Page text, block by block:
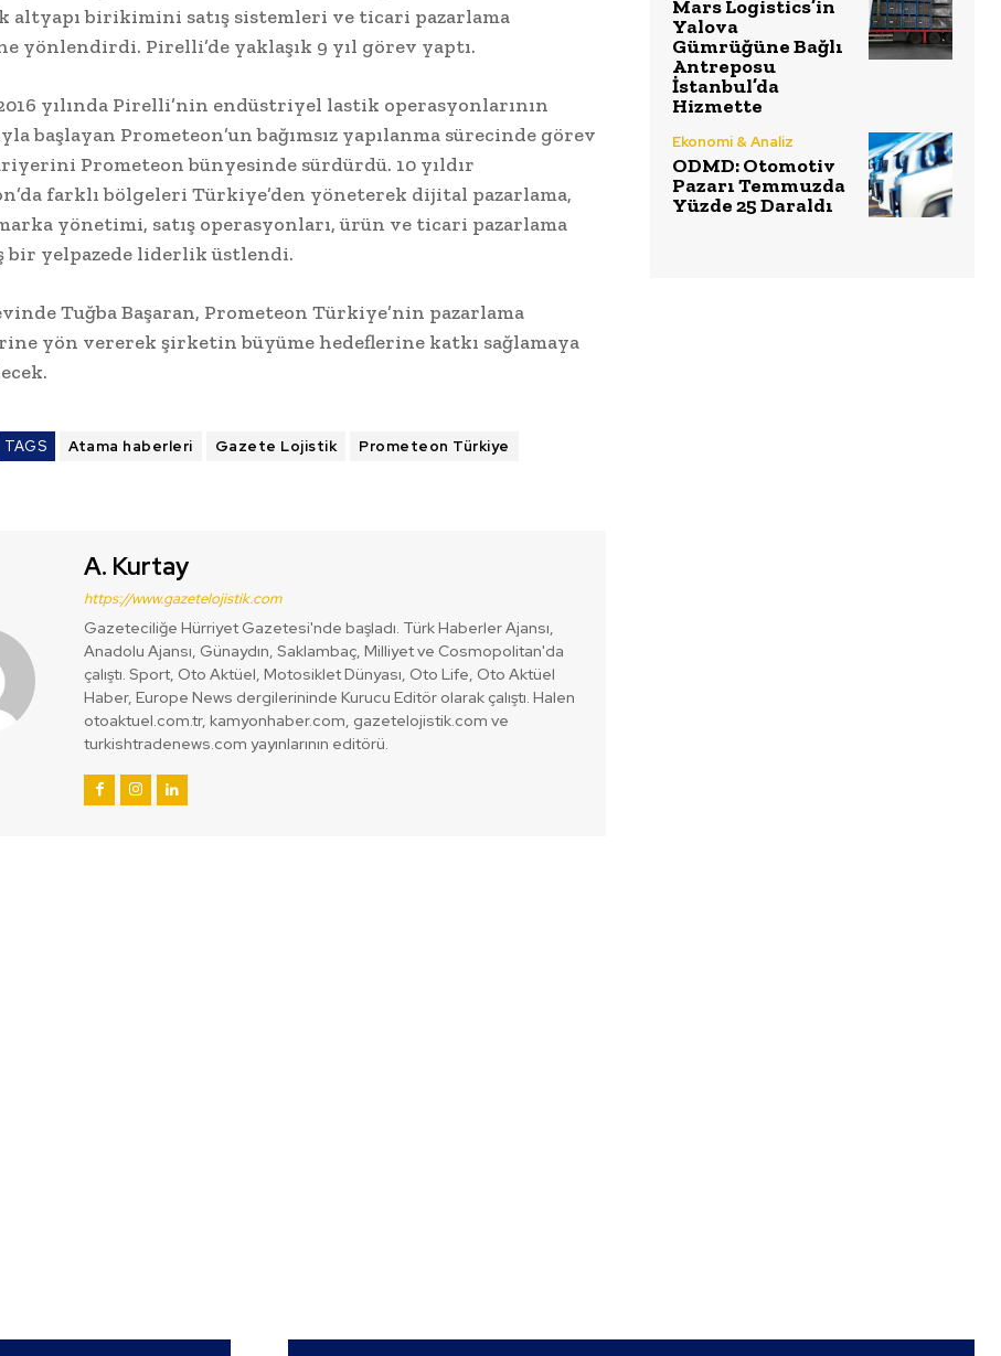
altyapı birikimini satış sistemleri ve ticari pazarlama
yönlendirdi. Pirelli’de yaklaşık 9 yıl görev yaptı.
yılında Pirelli’nin endüstriyel lastik operasyonlarının
başlayan Prometeon’un bağımsız yapılanma sürecinde görev
Prometeon bünyesinde sürdürdü. 10 yıldır
farklı bölgeleri Türkiye’den yöneterek dijital pazarlama,
yönetimi, satış operasyonları, ürün ve ticari pazarlama
bir yelpazede liderlik üstlendi.
Tuğba Başaran, Prometeon Türkiye’nin pazarlama
yön vererek şirketin büyüme hedeflerine katkı sağlamaya
TAGS Atama haberleri Gazete Lojistik Prometeon Türkiye
A. Kurtay
https://www.gazetelojistik.com
Gazeteciliğe Hürriyet Gazetesi'nde başladı. Türk Haberler Ajansı,
Anadolu Ajansı, Günaydın, Saklambaç, Milliyet ve Cosmopolitan'da
çalıştı. Sport, Oto Aktüel, Motosiklet Dünyası, Oto Life, Oto Aktüel
Haber, Europe News dergilerininde Kurucu Editör olarak çalıştı. Halen
otoaktuel.com.tr, kamyonhaber.com, gazetelojistik.com ve
turkishtradenews.com yayınlarının editörü.
Mars Logistics’in
Yalova
Gümrüğüne Bağlı
Antreposu
İstanbul’da
Hizmette
Ekonomi & Analiz
ODMD: Otomotiv
Pazarı Temmuzda
Yüzde 25 Daraldı